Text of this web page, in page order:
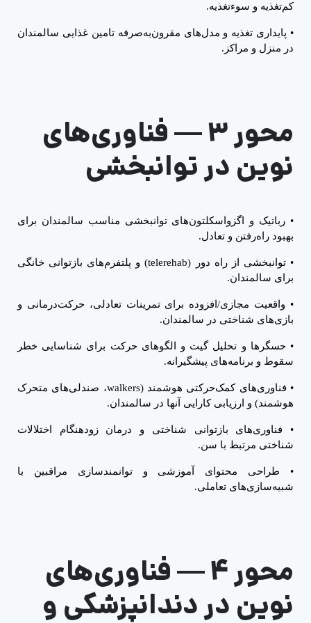
کم‌تغذیه و سوءتغذیه.
• پایداری تغذیه و مدل‌های مقرون‌به‌صرفه تامین غذایی سالمندان
در منزل و مراکز.
محور ۳ —فناوری‌های
نوین در توانبخشی
• رباتیک و اگزواسکلتون‌های توانبخشی مناسب سالمندان برای
بهبود راه‌رفتن و تعادل.
• توانبخشی از راه دور (telerehab) و پلتفرم‌های بازتوانی خانگی
برای سالمندان.
• واقعیت مجازی/افزوده برای تمرینات تعادلی، حرکت‌درمانی و
بازی‌های شناختی در سالمندان.
• حسگرها و تحلیل گیت و الگوهای حرکت برای شناسایی خطر
سقوط و برنامه‌های پیشگیرانه.
• فناوری‌های کمک‌حرکتی هوشمند (walkers، صندلی‌های متحرک
هوشمند) و ارزیابی کارایی آنها در سالمندان.
• فناوری‌های بازتوانی شناختی و درمان زودهنگام اختلالات
شناختی مرتبط با سن.
• طراحی محتوای آموزشی و توانمندسازی مراقبین با
شبیه‌سازی‌های تعاملی.
محور ۴ —فناوری‌های
نوین در دندانپزشکی و